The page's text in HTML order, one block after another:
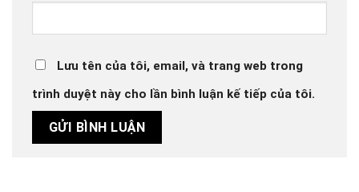
Lưu tên của tôi, email, và trang web trong
trình duyệt này cho lần bình luận kế tiếp của tôi.